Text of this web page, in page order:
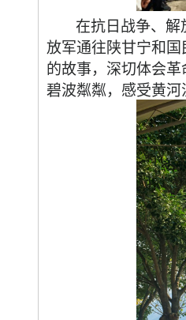
在抗日战争、解
放军通往陕甘宁和
的故事，深切体会
碧波粼粼，感受黄